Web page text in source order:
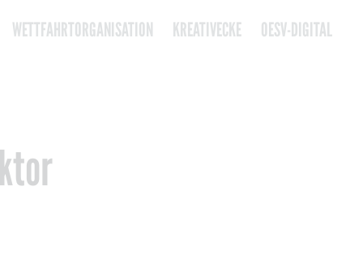
WETTFAHRTORGANISATION KREATIVECKE OESV-DIGITAL